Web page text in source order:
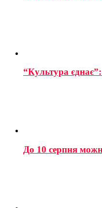
“Культура
До 10 серпня